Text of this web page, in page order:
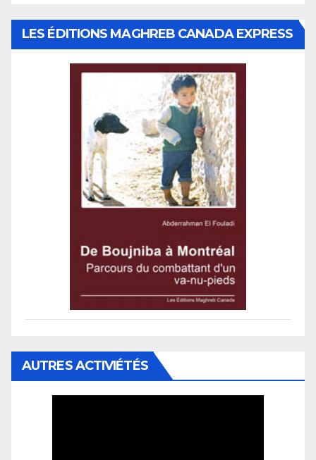
LES ÉDITIONS MAGHREB CANADA EXPRESS
AUTRES ACTIVIÉTÉS